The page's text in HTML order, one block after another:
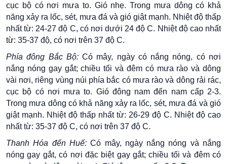
cục bộ có nơi mưa to. Gió nhẹ. Trong mưa dông có khả
năng xảy ra lốc, sét, mưa đá và gió giật mạnh. Nhiệt độ thấp
nhất từ: 24-27 độ C, có nơi dưới 24 độ C. Nhiệt độ cao nhất
từ: 35-37 độ, có nơi trên 37 độ C.
Phía đông Bắc Bộ:Có mây, ngày có nắng nóng, có nơi
nắng nóng gay gắt; chiều tối và đêm có mưa rào và dông
vài nơi, riêng vùng núi phía bắc có mưa rào và dông rải rác,
cục bộ có nơi mưa to. Gió đông nam đến nam cấp 2-3.
Trong mưa dông có khả năng xảy ra lốc, sét, mưa đá và gió
giật mạnh. Nhiệt độ thấp nhất từ: 26-29 độ C. Nhiệt độ cao
nhất từ: 35-37 độ C, có nơi trên 37 độ C.
Thanh Hóa đến Huế:Có mây, ngày nắng nóng và nắng
nóng gay gắt, có nơi đặc biệt gay gắt; chiều tối và đêm có